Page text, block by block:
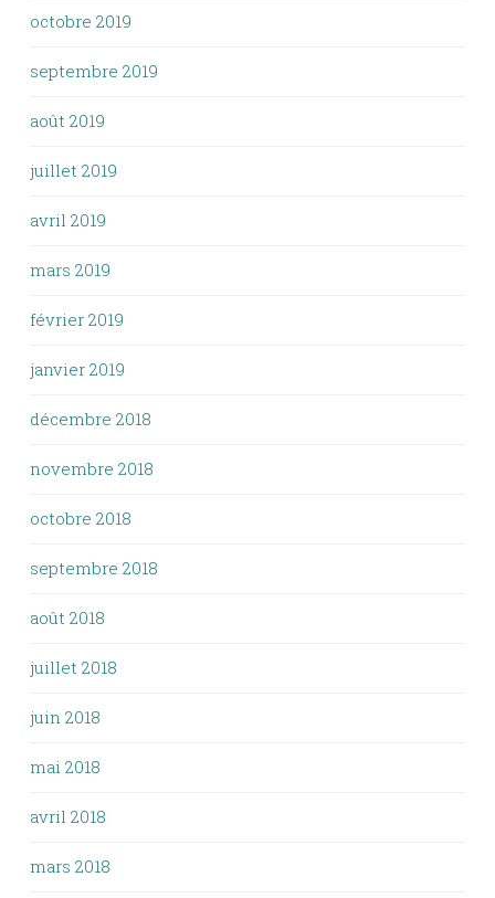
octobre 2019
septembre 2019
août 2019
juillet 2019
avril 2019
mars 2019
février 2019
janvier 2019
décembre 2018
novembre 2018
octobre 2018
septembre 2018
août 2018
juillet 2018
juin 2018
mai 2018
avril 2018
mars 2018